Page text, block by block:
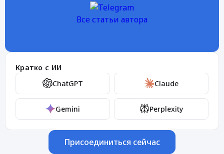
Все статьи автора
Кратко с ИИ
ChatGPT
Claude
Gemini Perplexity
Присоединиться сейчас